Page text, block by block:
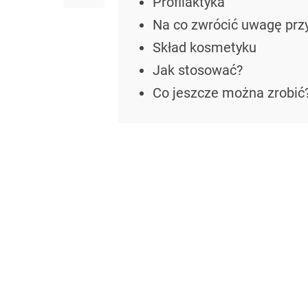
Na co zwrócić uwagę
Skład kosmetyku
Jak stosować?
Co jeszcze można